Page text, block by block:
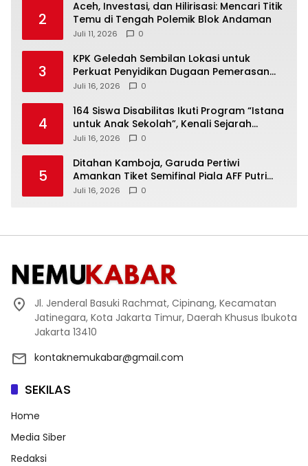
2
Aceh, Investasi, dan Hilirisasi: Mencari Titik
Temu di Tengah Polemik Blok Andaman
Juli 11, 2026 0
3
KPK Geledah Sembilan Lokasi untuk
Perkuat Penyidikan Dugaan Pemerasan
Bupati Sukoharjo Nonaktif
Juli 16, 2026 0
4
164 Siswa Disabilitas Ikuti Program “Istana
untuk Anak Sekolah”, Kenali Sejarah
Bangsa dan Pemerintahan
Juli 16, 2026 0
5
Ditahan Kamboja, Garuda Pertiwi
Amankan Tiket Semifinal Piala AFF Putri
2026
Juli 16, 2026 0
Jl. Jenderal Basuki Rachmat, Cipinang, Kecamatan
Jatinegara, Kota Jakarta Timur, Daerah Khusus Ibukota
Jakarta 13410
kontaknemukabar@gmail.com
SEKILAS
Home
Media Siber
Redaksi